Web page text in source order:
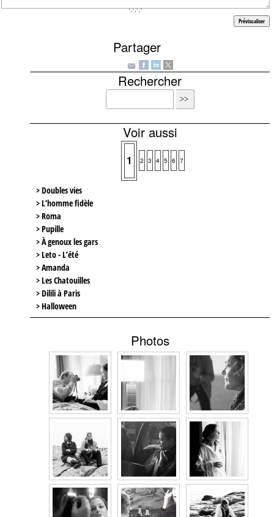
Partager
Rechercher
Voir aussi
1 2 3 4 5 6 7
> Doubles vies
> L’homme fidèle
> Roma
> Pupille
> À genoux les gars
> Leto - L’été
> Amanda
> Les Chatouilles
> Dilili à Paris
> Halloween
Photos